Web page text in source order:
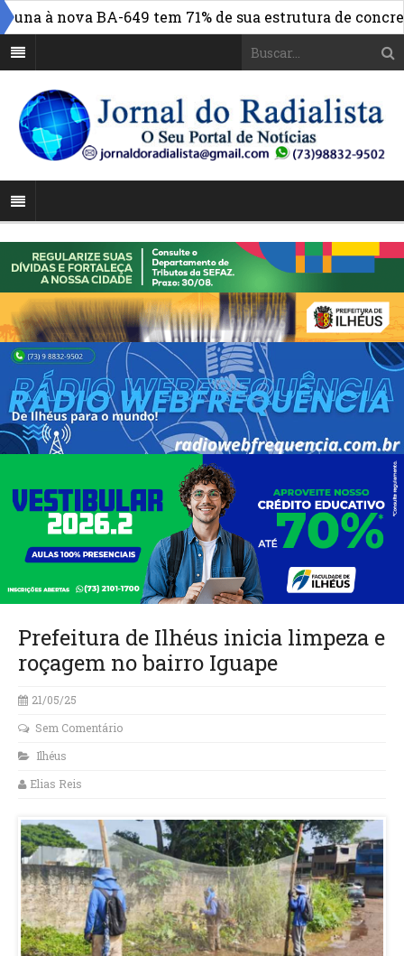
à nova BA-649 tem 71% de sua estrutura de concreto
Prefeitura de Ilhéus inicia limpeza e
roçagem no bairro Iguape
21/05/25
Sem Comentário
Ilhéus
Elias Reis